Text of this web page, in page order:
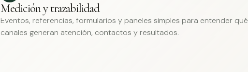
Medición y trazabilidad
Eventos, referencias, formularios y paneles simples para entender qué
canales generan atención, contactos y resultados.